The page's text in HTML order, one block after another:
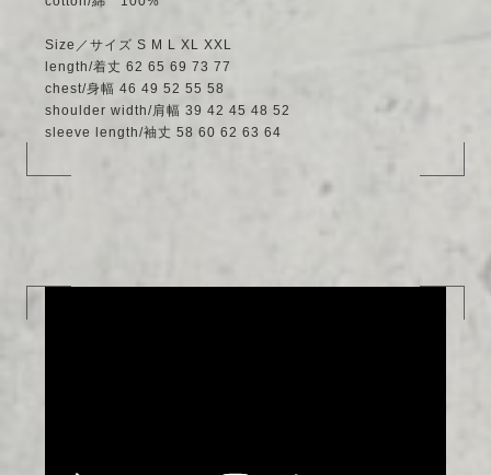
Size／サイズ S M L XL XXL
length/着丈 62 65 69 73 77
chest/身幅 46 49 52 55 58
shoulder width/肩幅 39 42 45 48 52
sleeve length/袖丈 58 60 62 63 64